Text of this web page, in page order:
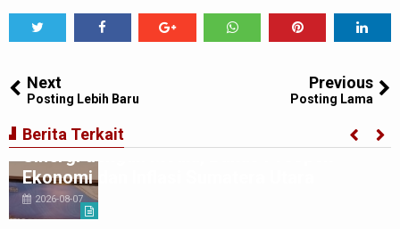
Next
Posting Lebih Baru
Previous
Posting Lama
Berita Terkait
BI Perwakilan Sumatera Utara Perkuat
Sinergi dengan Media, Bahas Prospek
Ekonomi dan Inflasi Sumatera Utara
2026-08-07